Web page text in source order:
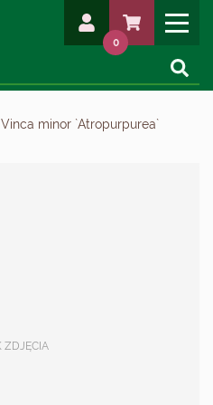
0
Vinca minor `Atropurpurea`